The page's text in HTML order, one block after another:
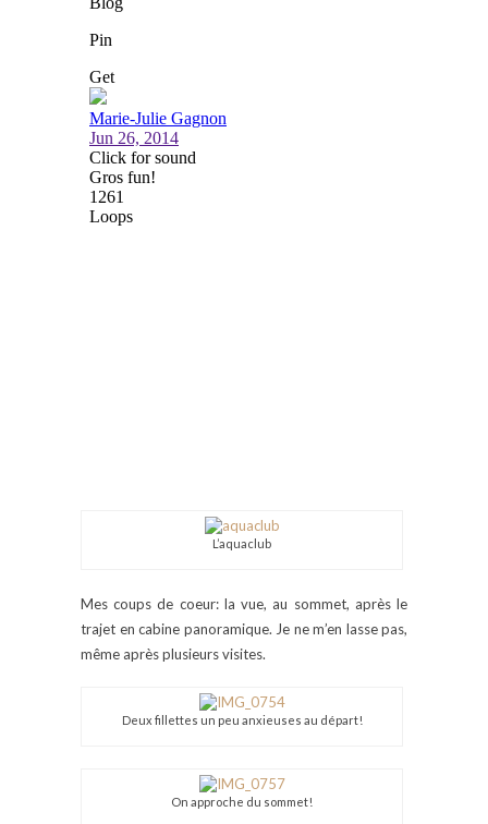
L’aquaclub
Mes coups de coeur: la vue, au sommet, après le
trajet en cabine panoramique. Je ne m’en lasse pas,
même après plusieurs visites.
Deux fillettes un peu anxieuses au départ!
On approche du sommet!